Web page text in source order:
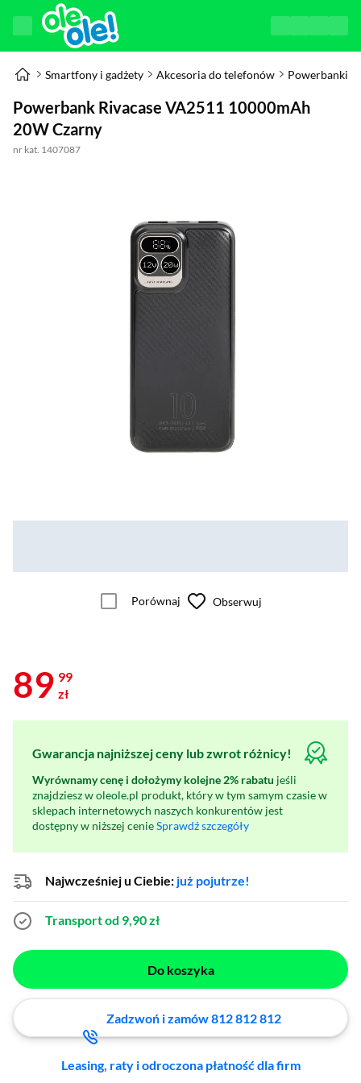
Smartfony i gadżety Akcesoria do telefonów Powerbanki
Powerbank Rivacase VA2511 10000mAh
20W Czarny
nr kat. 1407087
Porównaj Obserwuj
89 99
zł
Gwarancja najniższej ceny lub zwrot różnicy!
Wyrównamy cenę i dołożymy kolejne 2% rabatu jeśli
znajdziesz w oleole.pl produkt, który w tym samym czasie w
sklepach internetowych naszych konkurentów jest
dostępny w niższej cenieSprawdź szczegóły
Najwcześniej u Ciebie: już pojutrze!
Transport od 9,90 zł
Do koszyka
Zadzwoń i zamów 812 812 812
Leasing, raty i odroczona płatność dla firm